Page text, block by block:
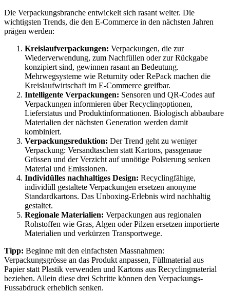
Die Verpackungsbranche entwickelt sich rasant weiter. Die
wichtigsten Trends, die den E-Commerce in den nächsten Jahren
prägen werden:
Kreislaufverpackungen: Verpackungen, die zur
Wiederverwendung, zum Nachfüllen oder zur Rückgabe
konzipiert sind, gewinnen rasant an Bedeutung.
Mehrwegsysteme wie Returnity oder RePack machen die
Kreislaufwirtschaft im E-Commerce greifbar.
Intelligente Verpackungen: Sensoren und QR-Codes auf
Verpackungen informieren über Recyclingoptionen,
Lieferstatus und Produktinformationen. Biologisch abbaubare
Materialien der nächsten Generation werden damit
kombiniert.
Verpackungsreduktion: Der Trend geht zu weniger
Verpackung: Versandtaschen statt Kartons, passgenaue
Grössen und der Verzicht auf unnötige Polsterung senken
Material und Emissionen.
Individülles nachhaltiges Design: Recyclingfähige,
individüll gestaltete Verpackungen ersetzen anonyme
Standardkartons. Das Unboxing-Erlebnis wird nachhaltig
gestaltet.
Regionale Materialien: Verpackungen aus regionalen
Rohstoffen wie Gras, Algen oder Pilzen ersetzen importierte
Materialien und verkürzen Transportwege.
Tipp: Beginne mit den einfachsten Massnahmen:
Verpackungsgrösse an das Produkt anpassen, Füllmaterial aus
Papier statt Plastik verwenden und Kartons aus Recyclingmaterial
beziehen. Allein diese drei Schritte können den Verpackungs-
Fussabdruck erheblich senken.